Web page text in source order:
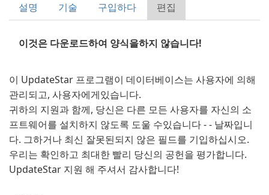
설명 기술 구입하다 편집
이것은 다운로드하여 양식을하지 않습니다!
이 UpdateStar 프로그램이 데이터베이스는 사용자에 의해
관리되고, 사용자에게있습니다.
귀하의 지원과 함께, 당신은 다른 모든 사용자를 자신의 소
프트웨어를 설치하지 않도록 도울 수있습니다 - - 날짜입니
다. 그하거나 최신 잘못된되지 않은 필드를 기입하십시오.
우리는 확인하고 최대한 빨리 당신의 공헌을 평가합니다.
UpdateStar 지원 해 주셔서 감사합니다!